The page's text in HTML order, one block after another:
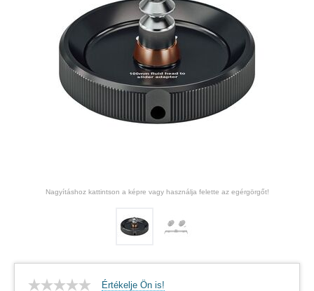
Nagyításhoz kattintson a képre vagy használja felette az egérgörgőt!
Értékelje Ön is!